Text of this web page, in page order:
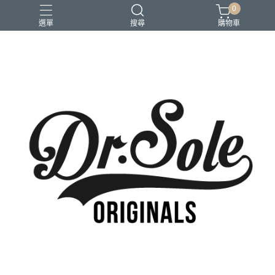
選單 搜尋
0
購物車